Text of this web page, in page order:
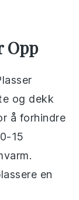
Opp
og dekk
å forhindre
15
en